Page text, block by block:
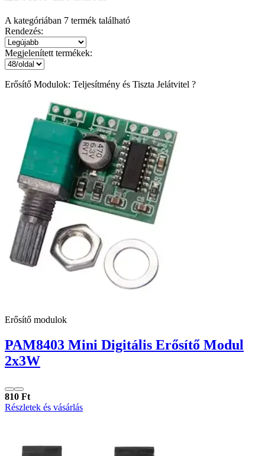
A kategóriában 7 termék található
Rendezés:
Megjelenített termékek:
Erősítő Modulok: Teljesítmény és Tiszta Jelátvitel ?
Erősítő modulok
PAM8403 Mini Digitális Erősítő Modul
2x3W
810 Ft
Részletek és vásárlás